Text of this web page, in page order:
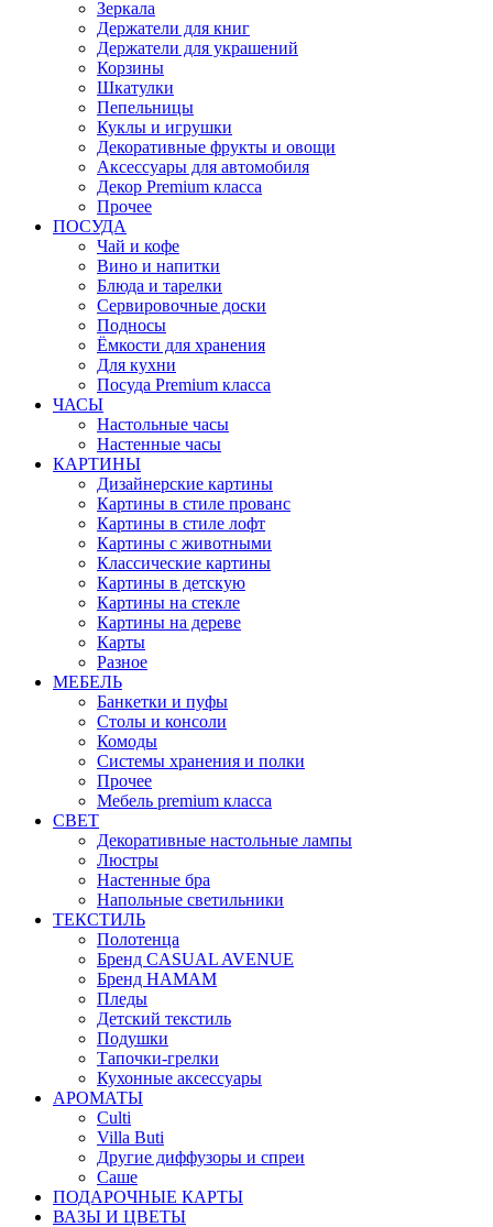
Зеркала
Держатели для книг
Держатели для украшений
Корзины
Шкатулки
Пепельницы
Куклы и игрушки
Декоративные фрукты и овощи
Аксессуары для автомобиля
Декор Premium класса
Прочее
ПОСУДА
Чай и кофе
Вино и напитки
Блюда и тарелки
Сервировочные доски
Подносы
Ёмкости для хранения
Для кухни
Посуда Premium класса
ЧАСЫ
Настольные часы
Настенные часы
КАРТИНЫ
Дизайнерские картины
Картины в стиле прованс
Картины в стиле лофт
Картины с животными
Классические картины
Картины в детскую
Картины на стекле
Картины на дереве
Карты
Разное
МЕБЕЛЬ
Банкетки и пуфы
Столы и консоли
Комоды
Системы хранения и полки
Прочее
Мебель premium класса
СВЕТ
Декоративные настольные лампы
Люстры
Настенные бра
Напольные светильники
ТЕКСТИЛЬ
Полотенца
Бренд CASUAL AVENUE
Бренд HAMAM
Пледы
Детский текстиль
Подушки
Тапочки-грелки
Кухонные аксессуары
АРОМАТЫ
Culti
Villa Buti
Другие диффузоры и спреи
Саше
ПОДАРОЧНЫЕ КАРТЫ
ВАЗЫ И ЦВЕТЫ